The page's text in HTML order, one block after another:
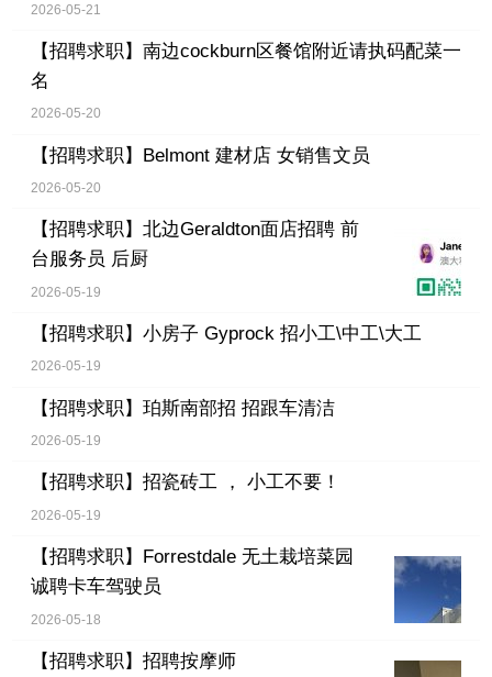
2026-05-21
【招聘求职】 南边cockburn区餐馆附近请执码配菜一
名
2026-05-20
【招聘求职】 Belmont 建材店 女销售文员
2026-05-20
【招聘求职】 北边Geraldton面店招聘 前
台服务员 后厨
2026-05-19
【招聘求职】 小房子 Gyprock 招小工\中工\大工
2026-05-19
【招聘求职】 珀斯南部招 招跟车清洁
2026-05-19
【招聘求职】 招瓷砖工 ， 小工不要！
2026-05-19
【招聘求职】 Forrestdale 无土栽培菜园
诚聘卡车驾驶员
2026-05-18
【招聘求职】 招聘按摩师